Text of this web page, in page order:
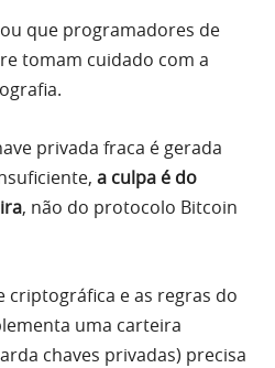
que programadores de
tomam cuidado com a
privada fraca é gerada
a culpa é do
, não do protocolo Bitcoin
criptográfica e as regras do
uma carteira
chaves privadas) precisa